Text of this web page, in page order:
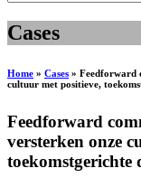
Cases
Home » Cases » Feedforward
cultuur met positieve,
Feedforward
versterken onze
toekomstgerichte